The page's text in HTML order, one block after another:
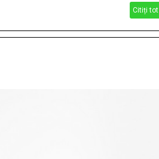
Citiți tot